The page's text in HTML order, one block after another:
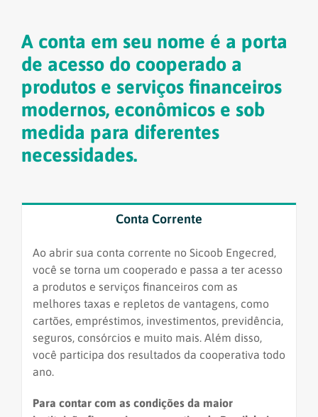
A conta em seu nome é a porta
de acesso do cooperado a
produtos e serviços financeiros
modernos, econômicos e sob
medida para diferentes
necessidades.
Conta Corrente
Ao abrir sua conta corrente no Sicoob Engecred,
você se torna um cooperado e passa a ter acesso
a produtos e serviços financeiros com as
melhores taxas e repletos de vantagens, como
cartões, empréstimos, investimentos, previdência,
seguros, consórcios e muito mais. Além disso,
você participa dos resultados da cooperativa todo
ano.
Para contar com as condições da maior